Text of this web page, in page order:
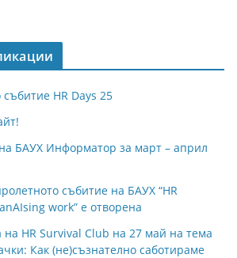
HR Days 25
БАУХ Информатор за март – април
събитие на БАУХ “HR
work” е отворена
HR Survival Club на 27 май на тема
Как (не)съзнателно саботираме